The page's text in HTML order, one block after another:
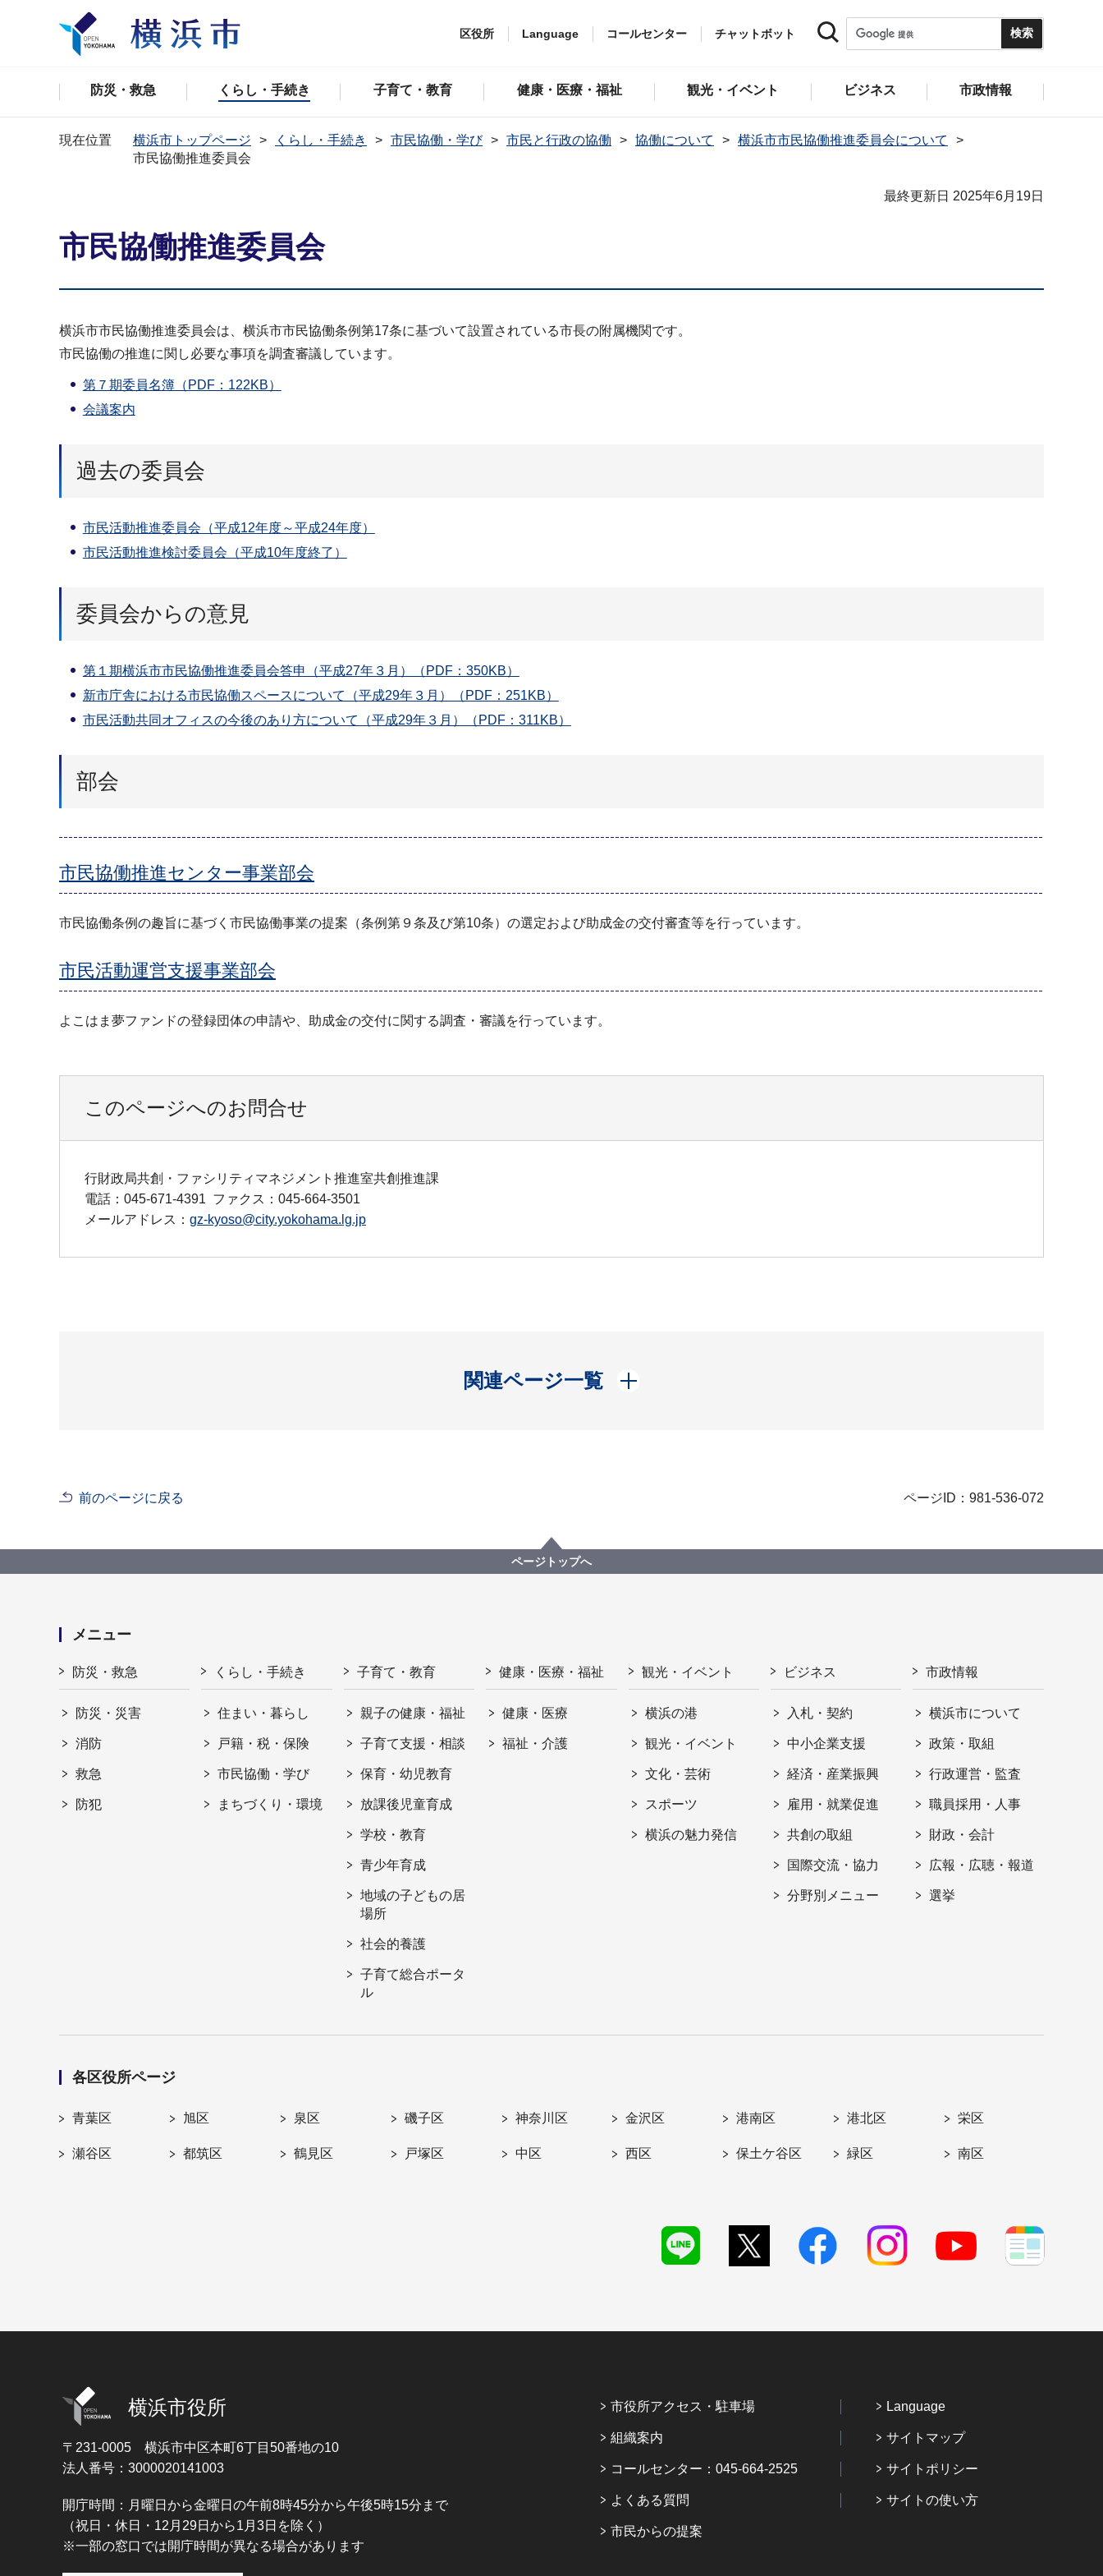
区役所 Language コールセンター チャットボット
防災・救急 くらし・手続き 子育て・教育 健康・医療・福祉 観光・イベント ビジネス 市政情報
現在位置 横浜市トップページ くらし・手続き 市民協働・学び 市民と行政の協働 協働について
横浜市市民協働推進委員会について
市民協働推進委員会
最終更新日 2025年6月19日
市民協働推進委員会
横浜市市民協働推進委員会は、横浜市市民協働条例第17条に基づいて設置されている市長の附属機関です。
市民協働の推進に関し必要な事項を調査審議しています。
第７期委員名簿（PDF：122KB）
会議案内
過去の委員会
市民活動推進委員会（平成12年度～平成24年度）
市民活動推進検討委員会（平成10年度終了）
委員会からの意見
第１期横浜市市民協働推進委員会答申（平成27年３月）（PDF：350KB）
新市庁舎における市民協働スペースについて（平成29年３月）（PDF：251KB）
市民活動共同オフィスの今後のあり方について（平成29年３月）（PDF：311KB）
部会
市民協働推進センター事業部会
市民協働条例の趣旨に基づく市民協働事業の提案（条例第９条及び第10条）の選定および助成金の交付審査等を行っています。
市民活動運営支援事業部会
よこはま夢ファンドの登録団体の申請や、助成金の交付に関する調査・審議を行っています。
このページへのお問合せ
行財政局共創・ファシリティマネジメント推進室共創推進課
電話：045-671-4391 ファクス：045-664-3501
メールアドレス： gz-kyoso@city.yokohama.lg.jp
関連ページ一覧
開く
前のページに戻る ページID：981-536-072
ページトップへ
メニュー
防災・救急
防災・災害
消防
救急
防犯
くらし・手続き
住まい・暮らし
戸籍・税・保険
市民協働・学び
まちづくり・環境
子育て・教育
親子の健康・福祉
子育て支援・相談
保育・幼児教育
放課後児童育成
学校・教育
青少年育成
地域の子どもの居
場所
社会的養護
子育て総合ポータ
ル
健康・医療・福祉
健康・医療
福祉・介護
観光・イベント
横浜の港
観光・イベント
文化・芸術
スポーツ
横浜の魅力発信
ビジネス
入札・契約
中小企業支援
経済・産業振興
雇用・就業促進
共創の取組
国際交流・協力
分野別メニュー
市政情報
横浜市について
政策・取組
行政運営・監査
職員採用・人事
財政・会計
広報・広聴・報道
選挙
各区役所ページ
青葉区 旭区 泉区 磯子区 神奈川区 金沢区 港南区 港北区 栄区
瀬谷区 都筑区 鶴見区 戸塚区 中区 西区 保土ケ谷区 緑区 南区
横浜市役所
〒231-0005 横浜市中区本町6丁目50番地の10
法人番号：3000020141003
開庁時間：月曜日から金曜日の午前8時45分から午後5時15分まで
（祝日・休日・12月29日から1月3日を除く）
※一部の窓口では開庁時間が異なる場合があります
市役所アクセス・駐車場
組織案内
コールセンター：045-664-2525
よくある質問
市民からの提案
Language
サイトマップ
サイトポリシー
サイトの使い方